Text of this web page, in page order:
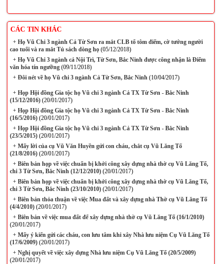
CÁC TIN KHÁC
+Họ Vũ Chi 3 ngành Cả Từ Sơn ra mắt CLB tổ tôm điếm, cờ tướng người
cao tuổi và ra mắt Tủ sách dòng họ(05/12/2018)
+Họ Vũ Chi 3 ngành cả Nội Trì, Từ Sơn, Bắc Ninh được công nhận là Điểm
văn hóa tín ngưỡng(09/11/2018)
+Đôi nét về họ Vũ chi 3 ngành Cả Từ Sơn, Bắc Ninh(10/04/2017)
+Họp Hội đồng Gia tộc họ Vũ chi 3 ngành Cả TX Từ Sơn - Bắc Ninh
(15/12/2016)(20/01/2017)
+Họp Hội đồng Gia tộc họ Vũ chi 3 ngành Cả TX Từ Sơn - Bắc Ninh
(16/5/2016)(20/01/2017)
+Họp Hội đồng Gia tộc họ Vũ chi 3 ngành Cả TX Từ Sơn - Bắc Ninh
(23/5/2015)(20/01/2017)
+Mấy lời của cụ Vũ Văn Huyền gửi con cháu, chắt cụ Vũ Lăng Tố
(21/8/2016)(20/01/2017)
+Biên bản họp về việc chuẩn bị khởi công xây dựng nhà thờ cụ Vũ Lăng Tố,
chi 3 Từ Sơn, Bắc Ninh (12/12/2010)(20/01/2017)
+Biên bản họp về việc chuẩn bị khởi công xây dựng nhà thờ cụ Vũ Lăng Tố,
chi 3 Từ Sơn, Bắc Ninh (23/10/2010)(20/01/2017)
+Biên bản thỏa thuận về việc Mua đất và xây dựng nhà Thờ cụ Vũ Lăng Tố
(4/4/2010)(20/01/2017)
+Biên bản về việc mua đất để xây dựng nhà thờ cụ Vũ Lăng Tố (16/1/2010)
(20/01/2017)
+Mấy ý kiến gửi các cháu, con lưu tâm khi xây Nhà lưu niệm Cụ Vũ Lăng Tố
(17/6/2009)(20/01/2017)
+Nghị quyết về việc xây dựng Nhà lưu niệm Cụ Vũ Lăng Tố (20/5/2009)
(20/01/2017)